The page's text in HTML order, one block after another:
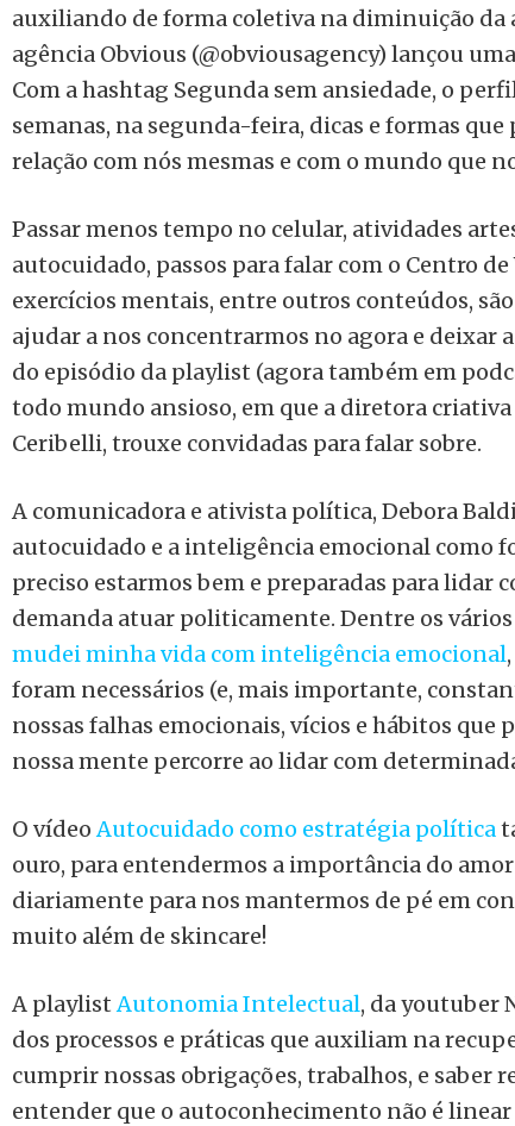
auxiliando de forma coletiva na diminuição da
agência Obvious (@obviousagency) lançou
Com a hashtag Segunda sem ansiedade, o
semanas, na segunda-feira, dicas e formas
relação com nós mesmas e com o mundo que
Passar menos tempo no celular, atividades
autocuidado, passos para falar com o Centro de
exercícios mentais, entre outros conteúdos,
ajudar a nos concentrarmos no agora e deixar
do episódio da playlist (agora também em
todo mundo ansioso, em que a diretora criativa
Ceribelli, trouxe convidadas para falar sobre.
A comunicadora e ativista política, Debora
autocuidado e a inteligência emocional como
preciso estarmos bem e preparadas para lidar
demanda atuar politicamente. Dentre os
mudei minha vida com inteligência emocional
foram necessários (e, mais importante,
nossas falhas emocionais, vícios e hábitos que
nossa mente percorre ao lidar com
O vídeo Autocuidado como estratégia política
ouro, para entendermos a importância do
diariamente para nos mantermos de pé em
muito além de skincare!
A playlist Autonomia Intelectual, da youtuber
dos processos e práticas que auxiliam na
cumprir nossas obrigações, trabalhos, e saber
entender que o autoconhecimento não é